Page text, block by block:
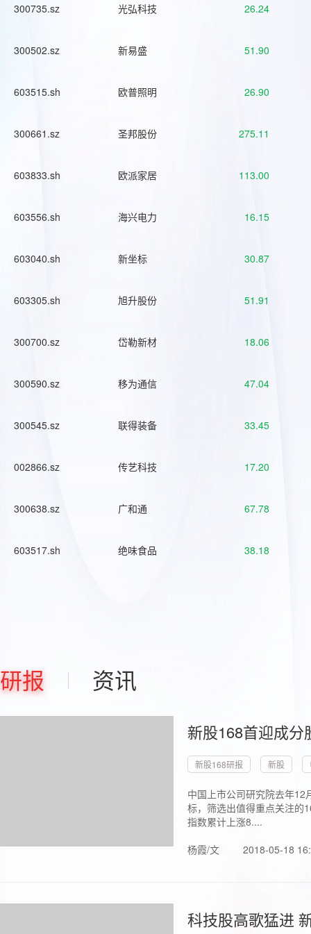
300735.sz 光弘科技 26.24
300502.sz 新易盛 51.90
603515.sh 欧普照明 26.90
300661.sz 圣邦股份 275.11
603833.sh 欧派家居 113.00
603556.sh 海兴电力 16.15
603040.sh 新坐标 30.87
603305.sh 旭升股份 51.91
300700.sz 岱勒新材 18.06
300590.sz 移为通信 47.04
300545.sz 联得装备 33.45
002866.sz 传艺科技 17.20
300638.sz 广和通 67.78
603517.sh 绝味食品 38.18
研报 资讯
新股168首迎成
新股168研报 新股
中国上市公司研究院去年
标，筛选出值得重点关注的
指数累计上涨8....
杨霞/文
2018-05-18
科技股高歌猛进